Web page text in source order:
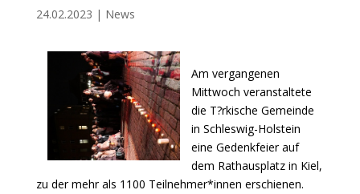
24.02.2023 | News
Am vergangenen
Mittwoch veranstaltete
die T?rkische Gemeinde
in Schleswig-Holstein
eine Gedenkfeier auf
dem Rathausplatz in Kiel,
zu der mehr als 1100 Teilnehmer*innen erschienen.